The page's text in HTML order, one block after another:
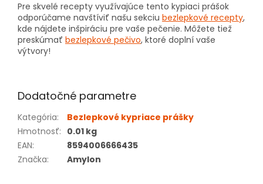
Pre skvelé recepty využívajúce tento kypiaci prášok
odporúčame navštíviť našu sekciu bezlepkové recepty,
kde nájdete inšpiráciu pre vaše pečenie. Môžete tiež
preskúmať bezlepkové pečivo, ktoré doplní vaše
výtvory!
Dodatočné parametre
Kategória:
Bezlepkové kypriace prášky
Hmotnosť: 0.01 kg
EAN:
8594006666435
Značka: Amylon